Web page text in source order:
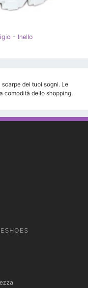
- Inello
dei tuoi sogni. Le
comodità dello shopping.